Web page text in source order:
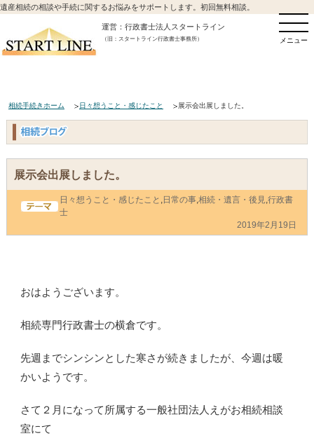
遺産相続の相談や手続に関するお悩みをサポートします。初回無料相談。
運営：行政書士法人スタートライン
（旧：スタートライン行政書士事務所） メニュー
相続手続きホーム 日々想うこと・感じたこと 展示会出展しました。
展示会出展しました。
日々想うこと・感じたこと ,日常の事,相続・遺言・後見,行政書
士
2019年2月19日
おはようございます。
相続専門行政書士の横倉です。
先週までシンシンとした寒さが続きましたが、今週は暖
かいようです。
さて２月になって所属する一般社団法人えがお相続相談
室にて